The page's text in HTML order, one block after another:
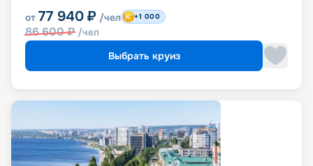
от 77 940 ₽ /чел
86 600₽ /чел
+1 000
Выбрать круиз